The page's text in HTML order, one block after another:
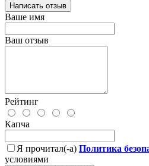
Написать отзыв
Ваше имя
Ваш отзыв
Рейтинг
Капча
Я прочитал(-а) Политика
условиями